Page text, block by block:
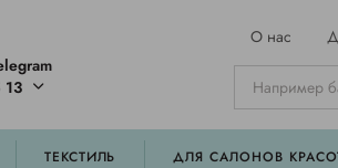
О нас
ТЕКСТИЛЬ ДЛЯ САЛОНОВ